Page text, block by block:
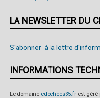
LA NEWSLETTER DU
S'abonner à la lettre
INFORMATIONS
Le domaine cdechecs35.fr est géré